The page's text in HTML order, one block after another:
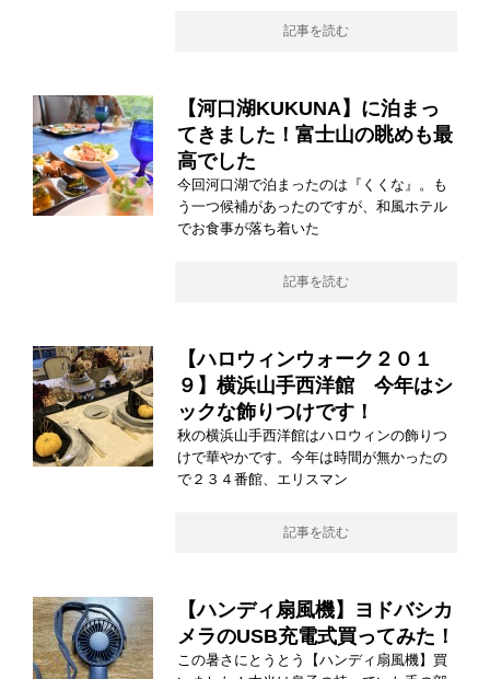
記事を読む
【河口湖KUKUNA】に泊まっ
てきました！富士山の眺めも最
高でした
今回河口湖で泊まったのは『くくな』。も
う一つ候補があったのですが、和風ホテル
でお食事が落ち着いた
記事を読む
【ハロウィンウォーク２０１
９】横浜山手西洋館 今年はシ
ックな飾りつけです！
秋の横浜山手西洋館はハロウィンの飾りつ
けで華やかです。今年は時間が無かったの
で２３４番館、エリスマン
記事を読む
【ハンディ扇風機】ヨドバシカ
メラのUSB充電式買ってみた！
この暑さにとうとう【ハンディ扇風機】買